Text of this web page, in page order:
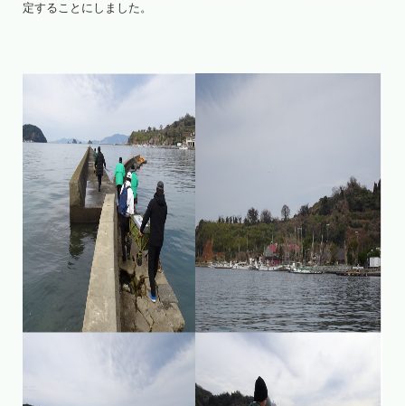
定することにしました。